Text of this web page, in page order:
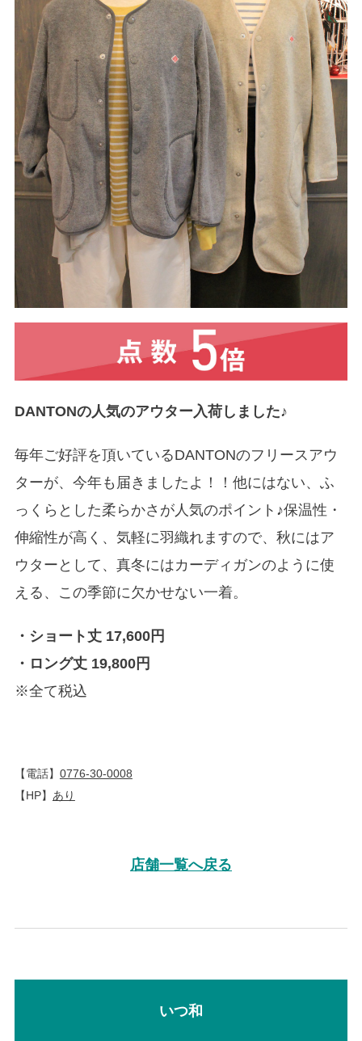
DANTONの人気のアウター入荷しました♪
毎年ご好評を頂いているDANTONのフリースアウ
ターが、今年も届きましたよ！！他にはない、ふ
っくらとした柔らかさが人気のポイント♪保温性・
伸縮性が高く、気軽に羽織れますので、秋にはア
ウターとして、真冬にはカーディガンのように使
える、この季節に欠かせない一着。
・ショート丈 17,600円
・ロング丈 19,800円
※全て税込
【電話】 0776-30-0008
【HP】 あり
店舗一覧へ戻る
いつ和